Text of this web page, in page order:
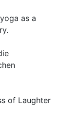
as a
of Laughter